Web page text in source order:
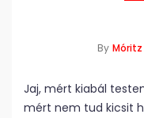
By
Jaj, mért kiabál
mért nem tud kicsit